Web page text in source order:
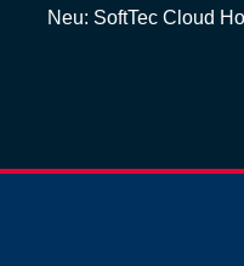
Neu: SoftTec Cloud